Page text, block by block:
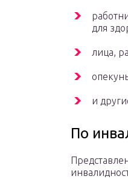
для
лица,
и
По